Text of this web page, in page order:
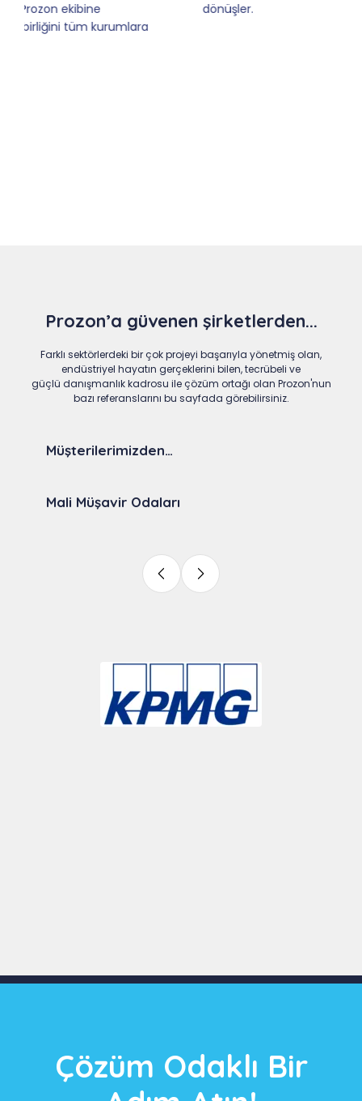
dönüşler.
Prozon’a güvenen şirketlerden...
Farklı sektörlerdeki bir çok projeyi başarıyla yönetmiş olan,
endüstriyel hayatın gerçeklerini bilen, tecrübeli ve
güçlü danışmanlık kadrosu ile çözüm ortağı olan Prozon'nun
bazı referanslarını bu sayfada görebilirsiniz.
Müşterilerimizden…
Mali Müşavir Odaları
Çözüm Odaklı Bir